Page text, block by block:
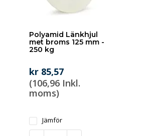
Polyamid Länkhjul
met broms 125 mm -
250 kg
kr 85,57
(106,96 Inkl.
moms)
Jämför